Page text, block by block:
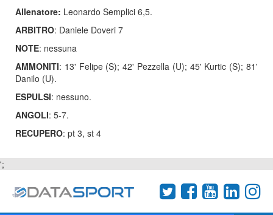
Allenatore: Leonardo Semplici 6,5.
ARBITRO: Daniele Doveri 7
NOTE: nessuna
AMMONITI: 13' Felipe (S); 42' Pezzella (U); 45' Kurtic (S); 81'
Danilo (U).
ESPULSI: nessuno.
ANGOLI: 5-7.
RECUPERO: pt 3, st 4
';